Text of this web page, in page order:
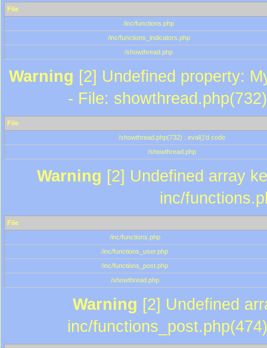
File
/inc/functions.php
/inc/functions_indicators.php
/showthread.php
Warning [2] Undefined property:
- File:
File
/showthread.php(732) : eval()'d code
/showthread.php
Warning [2] Undefined array
inc/
File
/inc/functions.php
/inc/functions_user.php
/inc/functions_post.php
/showthread.php
Warning [2] Undefined
inc/